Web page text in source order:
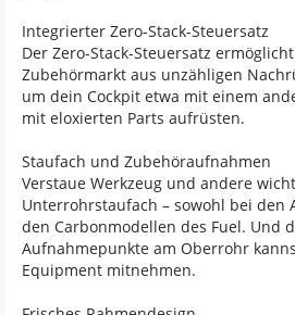
Integrierter Zero-Stack-Steuersatz
Der Zero-Stack-Steuersatz
Zubehörmarkt aus unzähligen
um dein Cockpit etwa mit einem
mit eloxierten Parts aufrüsten.
Staufach und Zubehöraufnahmen
Verstaue Werkzeug und andere
Unterrohrstaufach – sowohl bei den
den Carbonmodellen des Fuel. Und
Aufnahmepunkte am Oberrohr
Equipment mitnehmen.